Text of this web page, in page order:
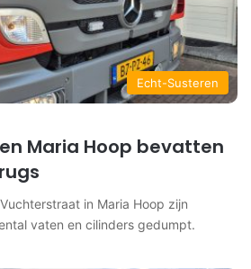
Echt-Susteren
Maria Hoop bevatten
in Maria Hoop zijn
vaten en cilinders gedumpt.